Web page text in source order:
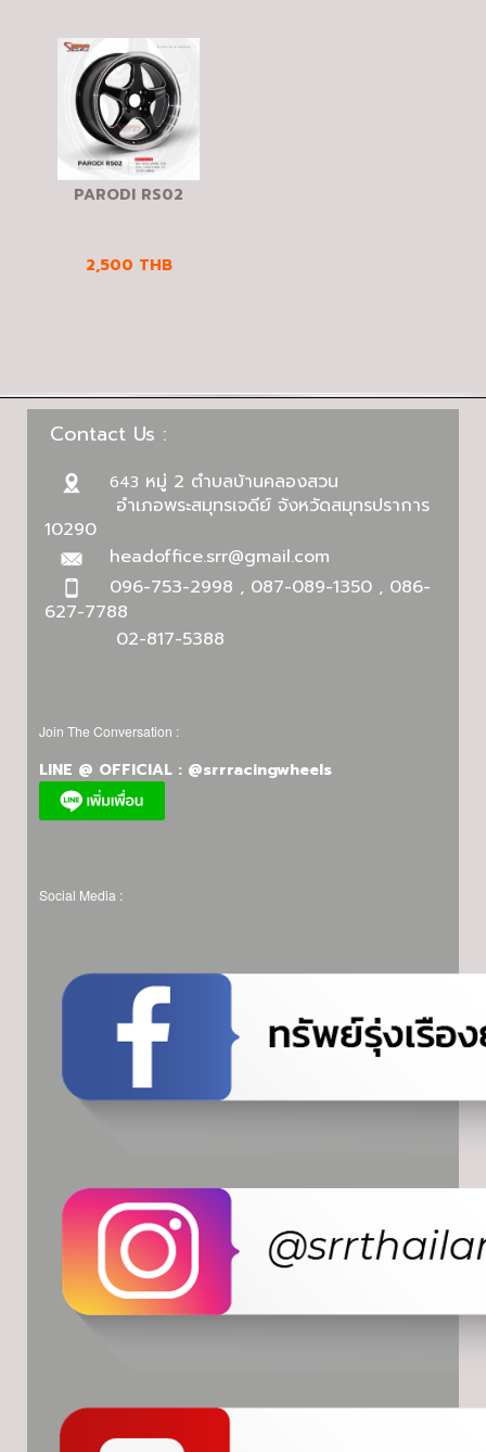
PARODI RS02
2,500 THB
Contact Us :
643 หมู่ 2 ตำบลบ้านคลองสวน
อำเภอพระสมุทรเจดีย์ จังหวัดสมุทรปราการ
10290
headoffice.srr@gmail.com
096-753-2998 , 087-089-1350 , 086-
627-7788
02-817-5388
Join The Conversation :
LINE @ OFFICIAL : @srrracingwheels
Social Media :